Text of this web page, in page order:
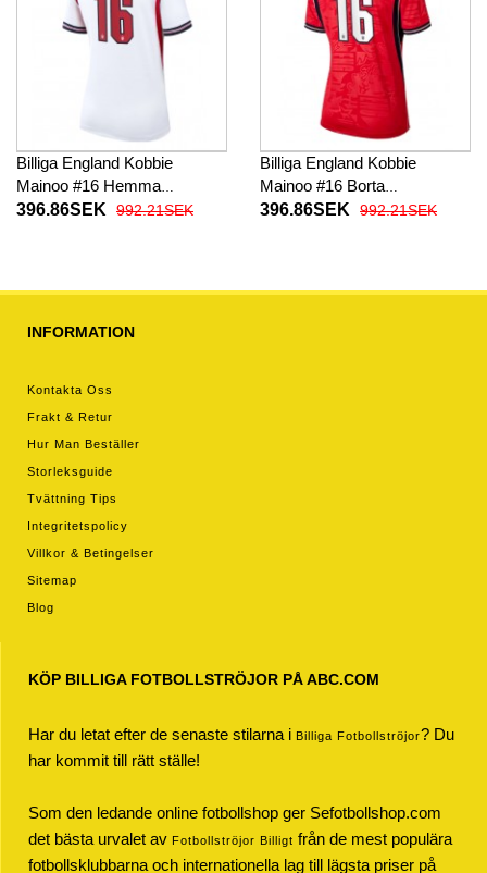
Billiga England Kobbie
Mainoo #16 Hemma
fotbollskläder Dam VM 2026
396.86SEK 992.21SEK
Billiga England Kobbie
Mainoo #16 Borta
fotbollskläder Dam VM 2026
396.86SEK 992.21SEK
INFORMATION
Kontakta Oss
Frakt & Retur
Hur Man Beställer
Storleksguide
Tvättning Tips
Integritetspolicy
Villkor & Betingelser
Sitemap
Blog
KÖP BILLIGA FOTBOLLSTRÖJOR PÅ ABC.COM
Har du letat efter de senaste stilarna i Billiga Fotbollströjor? Du
har kommit till rätt ställe!
Som den ledande online fotbollshop ger Sefotbollshop.com
det bästa urvalet av Fotbollströjor Billigt från de mest populära
fotbollsklubbarna och internationella lag till lägsta priser på